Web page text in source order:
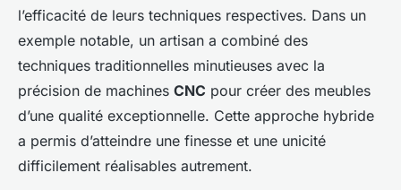
l’efficacité de leurs techniques respectives. Dans un
exemple notable, un artisan a combiné des
techniques traditionnelles minutieuses avec la
précision de machines CNC pour créer des meubles
d’une qualité exceptionnelle. Cette approche hybride
a permis d’atteindre une finesse et une unicité
difficilement réalisables autrement.